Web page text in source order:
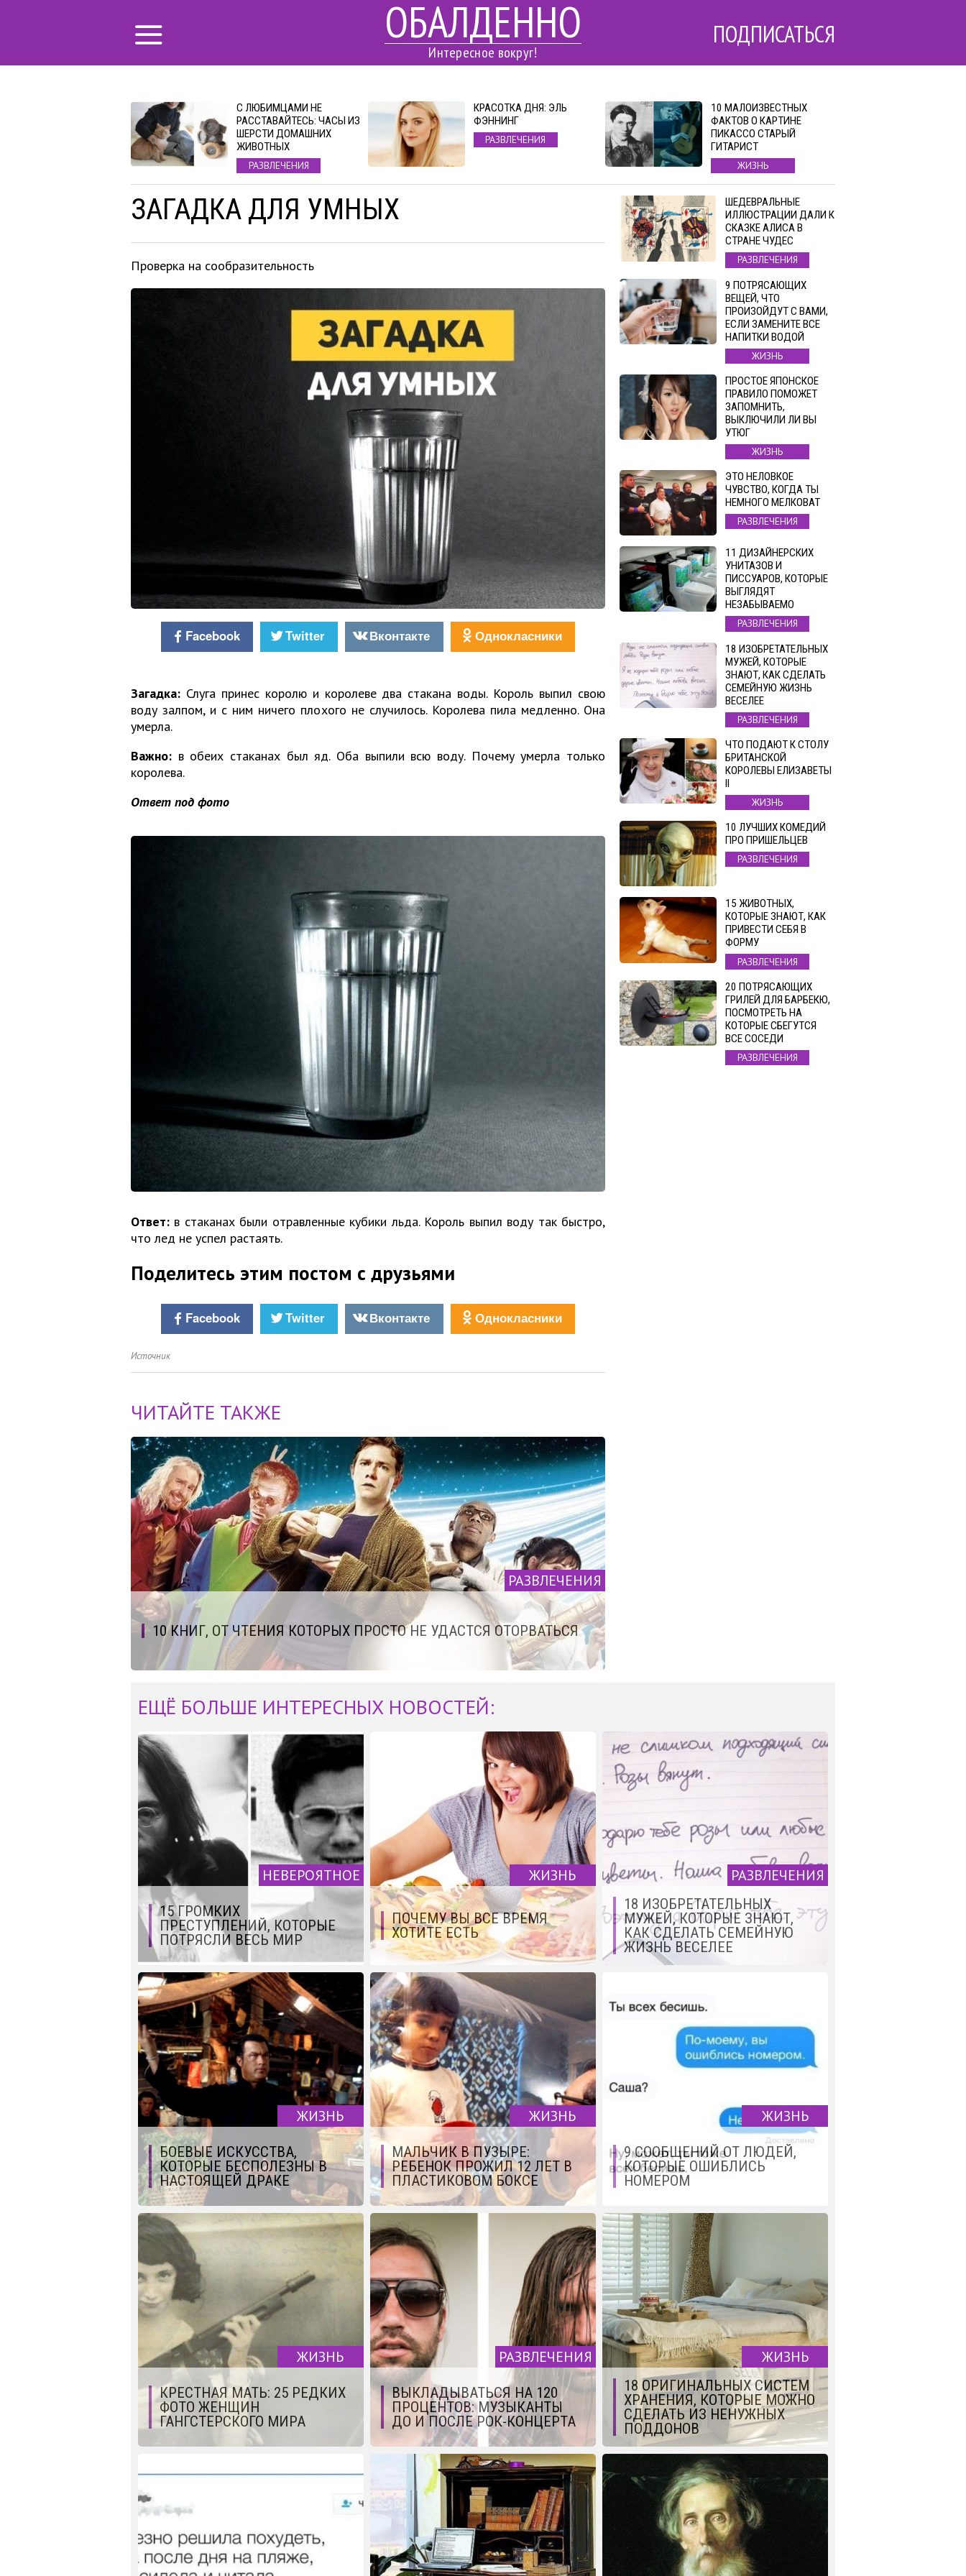
ОБАЛДЕННО
Интересное вокруг!
ПОДПИСАТЬСЯ
С ЛЮБИМЦАМИ НЕ
РАССТАВАЙТЕСЬ: ЧАСЫ ИЗ
ШЕРСТИ ДОМАШНИХ
ЖИВОТНЫХ
РАЗВЛЕЧЕНИЯ
КРАСОТКА ДНЯ: ЭЛЬ
ФЭННИНГ
РАЗВЛЕЧЕНИЯ
10 МАЛОИЗВЕСТНЫХ
ФАКТОВ О КАРТИНЕ
ПИКАССО СТАРЫЙ
ГИТАРИСТ
ЖИЗНЬ
ЗАГАДКА ДЛЯ УМНЫХ
Проверка на сообразительность
Facebook Twitter Вконтакте Однокласники
Загадка: Слуга принес королю и королеве два стакана воды. Король выпил свою
воду залпом, и с ним ничего плохого не случилось. Королева пила медленно. Она
умерла.
Важно: в обеих стаканах был яд. Оба выпили всю воду. Почему умерла только
королева.
Ответ под фото
Ответ: в стаканах были отравленные кубики льда. Король выпил воду так быстро,
что лед не успел растаять.
Поделитесь этим постом с друзьями
Facebook Twitter Вконтакте Однокласники
Источник
ЧИТАЙТЕ ТАКЖЕ
РАЗВЛЕЧЕНИЯ
10 КНИГ, ОТ ЧТЕНИЯ КОТОРЫХ ПРОСТО НЕ УДАСТСЯ ОТОРВАТЬСЯ
ШЕДЕВРАЛЬНЫЕ
ИЛЛЮСТРАЦИИ ДАЛИ К
СКАЗКЕ АЛИСА В
СТРАНЕ ЧУДЕС
РАЗВЛЕЧЕНИЯ
9 ПОТРЯСАЮЩИХ
ВЕЩЕЙ, ЧТО
ПРОИЗОЙДУТ С ВАМИ,
ЕСЛИ ЗАМЕНИТЕ ВСЕ
НАПИТКИ ВОДОЙ
ЖИЗНЬ
ПРОСТОЕ ЯПОНСКОЕ
ПРАВИЛО ПОМОЖЕТ
ЗАПОМНИТЬ,
ВЫКЛЮЧИЛИ ЛИ ВЫ
УТЮГ
ЖИЗНЬ
ЭТО НЕЛОВКОЕ
ЧУВСТВО, КОГДА ТЫ
НЕМНОГО МЕЛКОВАТ
РАЗВЛЕЧЕНИЯ
11 ДИЗАЙНЕРСКИХ
УНИТАЗОВ И
ПИССУАРОВ, КОТОРЫЕ
ВЫГЛЯДЯТ
НЕЗАБЫВАЕМО
РАЗВЛЕЧЕНИЯ
18 ИЗОБРЕТАТЕЛЬНЫХ
МУЖЕЙ, КОТОРЫЕ
ЗНАЮТ, КАК СДЕЛАТЬ
СЕМЕЙНУЮ ЖИЗНЬ
ВЕСЕЛЕЕ
РАЗВЛЕЧЕНИЯ
ЧТО ПОДАЮТ К СТОЛУ
БРИТАНСКОЙ
КОРОЛЕВЫ ЕЛИЗАВЕТЫ
II
ЖИЗНЬ
10 ЛУЧШИХ КОМЕДИЙ
ПРО ПРИШЕЛЬЦЕВ
РАЗВЛЕЧЕНИЯ
15 ЖИВОТНЫХ,
КОТОРЫЕ ЗНАЮТ, КАК
ПРИВЕСТИ СЕБЯ В
ФОРМУ
РАЗВЛЕЧЕНИЯ
20 ПОТРЯСАЮЩИХ
ГРИЛЕЙ ДЛЯ БАРБЕКЮ,
ПОСМОТРЕТЬ НА
КОТОРЫЕ СБЕГУТСЯ
ВСЕ СОСЕДИ
РАЗВЛЕЧЕНИЯ
ЕЩЁ БОЛЬШЕ ИНТЕРЕСНЫХ НОВОСТЕЙ:
НЕВЕРОЯТНОЕ
15 ГРОМКИХ
ПРЕСТУПЛЕНИЙ, КОТОРЫЕ
ПОТРЯСЛИ ВЕСЬ МИР
ЖИЗНЬ
ПОЧЕМУ ВЫ ВСЕ ВРЕМЯ
ХОТИТЕ ЕСТЬ
РАЗВЛЕЧЕНИЯ
18 ИЗОБРЕТАТЕЛЬНЫХ
МУЖЕЙ, КОТОРЫЕ ЗНАЮТ,
КАК СДЕЛАТЬ СЕМЕЙНУЮ
ЖИЗНЬ ВЕСЕЛЕЕ
ЖИЗНЬ
БОЕВЫЕ ИСКУССТВА,
КОТОРЫЕ БЕСПОЛЕЗНЫ В
НАСТОЯЩЕЙ ДРАКЕ
ЖИЗНЬ
МАЛЬЧИК В ПУЗЫРЕ:
РЕБЕНОК ПРОЖИЛ 12 ЛЕТ В
ПЛАСТИКОВОМ БОКСЕ
ЖИЗНЬ
9 СООБЩЕНИЙ ОТ ЛЮДЕЙ,
КОТОРЫЕ ОШИБЛИСЬ
НОМЕРОМ
ЖИЗНЬ
КРЕСТНАЯ МАТЬ: 25 РЕДКИХ
ФОТО ЖЕНЩИН
ГАНГСТЕРСКОГО МИРА
РАЗВЛЕЧЕНИЯ
ВЫКЛАДЫВАТЬСЯ НА 120
ПРОЦЕНТОВ: МУЗЫКАНТЫ
ДО И ПОСЛЕ РОК-КОНЦЕРТА
ЖИЗНЬ
18 ОРИГИНАЛЬНЫХ СИСТЕМ
ХРАНЕНИЯ, КОТОРЫЕ МОЖНО
СДЕЛАТЬ ИЗ НЕНУЖНЫХ
ПОДДОНОВ